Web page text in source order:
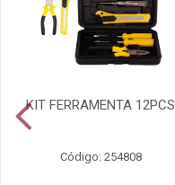
KIT FERRAMENTA 12PCS
Código: 254808